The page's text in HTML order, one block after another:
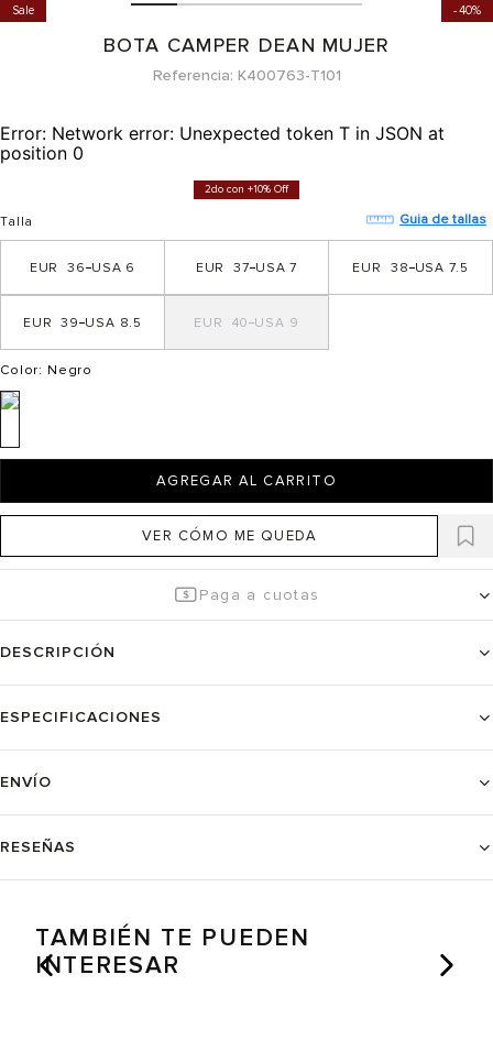
40%
Sale
BOTA CAMPER DEAN MUJER
Referencia K400763-T101
Error: Network error: Unexpected token T in JSON at
position 0
2do con +10% Off
Talla Guia de tallas
6
36 7
37 7.5
38
8.5
39 9
40
Color: Negro
AGREGAR AL CARRITO
VER CÓMO ME QUEDA
Paga a cuotas
DESCRIPCIÓN
ESPECIFICACIONES
ENVÍO
RESEÑAS
TAMBIÉN TE PUEDEN
INTERESAR